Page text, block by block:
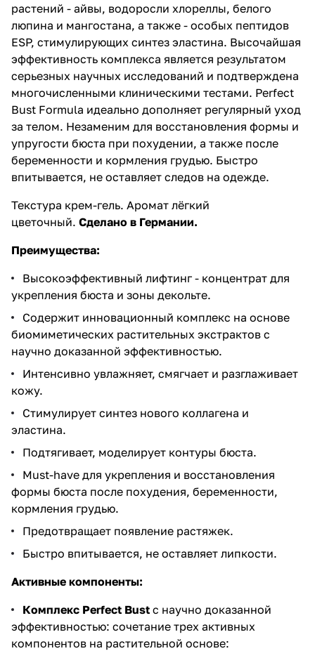
растений - айвы, водоросли хлореллы, белого
люпина и мангостана, а также - особых пептидов
ESP, стимулирующих синтез эластина. Высочайшая
эффективность комплекса является результатом
серьезных научных исследований и подтверждена
многочисленными клиническими тестами. Perfect
Bust Formula идеально дополняет регулярный уход
за телом. Незаменим для восстановления формы и
упругости бюста при похудении, а также после
беременности и кормления грудью. Быстро
впитывается, не оставляет следов на одежде.
Текстура крем-гель. Аромат лёгкий
цветочный. Сделано в Германии.
Преимущества:
Высокоэффективный лифтинг - концентрат для
укрепления бюста и зоны декольте.
Содержит инновационный комплекс на основе
биомиметических растительных экстрактов с
научно доказанной эффективностью.
Интенсивно увлажняет, смягчает и разглаживает
кожу.
Стимулирует синтез нового коллагена и
эластина.
Подтягивает, моделирует контуры бюста.
Must-have для укрепления и восстановления
формы бюста после похудения, беременности,
кормления грудью.
Предотвращает появление растяжек.
Быстро впитывается, не оставляет липкости.
Активные компоненты:
Комплекс Perfect Bust с научно доказанной
эффективностью: сочетание трех активных
компонентов на растительной основе: